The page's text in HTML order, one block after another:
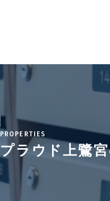
PROPERTIES
プラウド上鷺